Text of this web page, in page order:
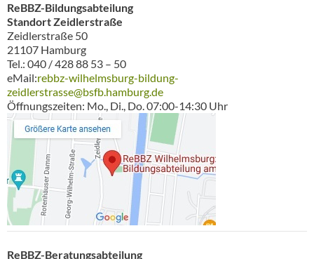
ReBBZ-Bildungsabteilung
Standort Zeidlerstraße
Zeidlerstraße 50
21107 Hamburg
Tel.: 040 / 428 88 53 – 50
eMail:rebbz-wilhelmsburg-bildung-
zeidlerstrasse@bsfb.hamburg.de
Öffnungszeiten: Mo., Di., Do. 07:00-14:30 Uhr
ReBBZ-Beratungsabteilung